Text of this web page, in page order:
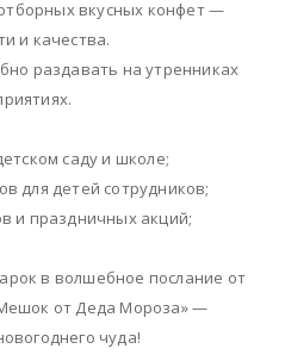
вкусных конфет —
и качества.
раздавать на утренниках
саду и школе;
для детей сотрудников;
и праздничных акций;
в волшебное послание от
от Деда Мороза» —
чуда!